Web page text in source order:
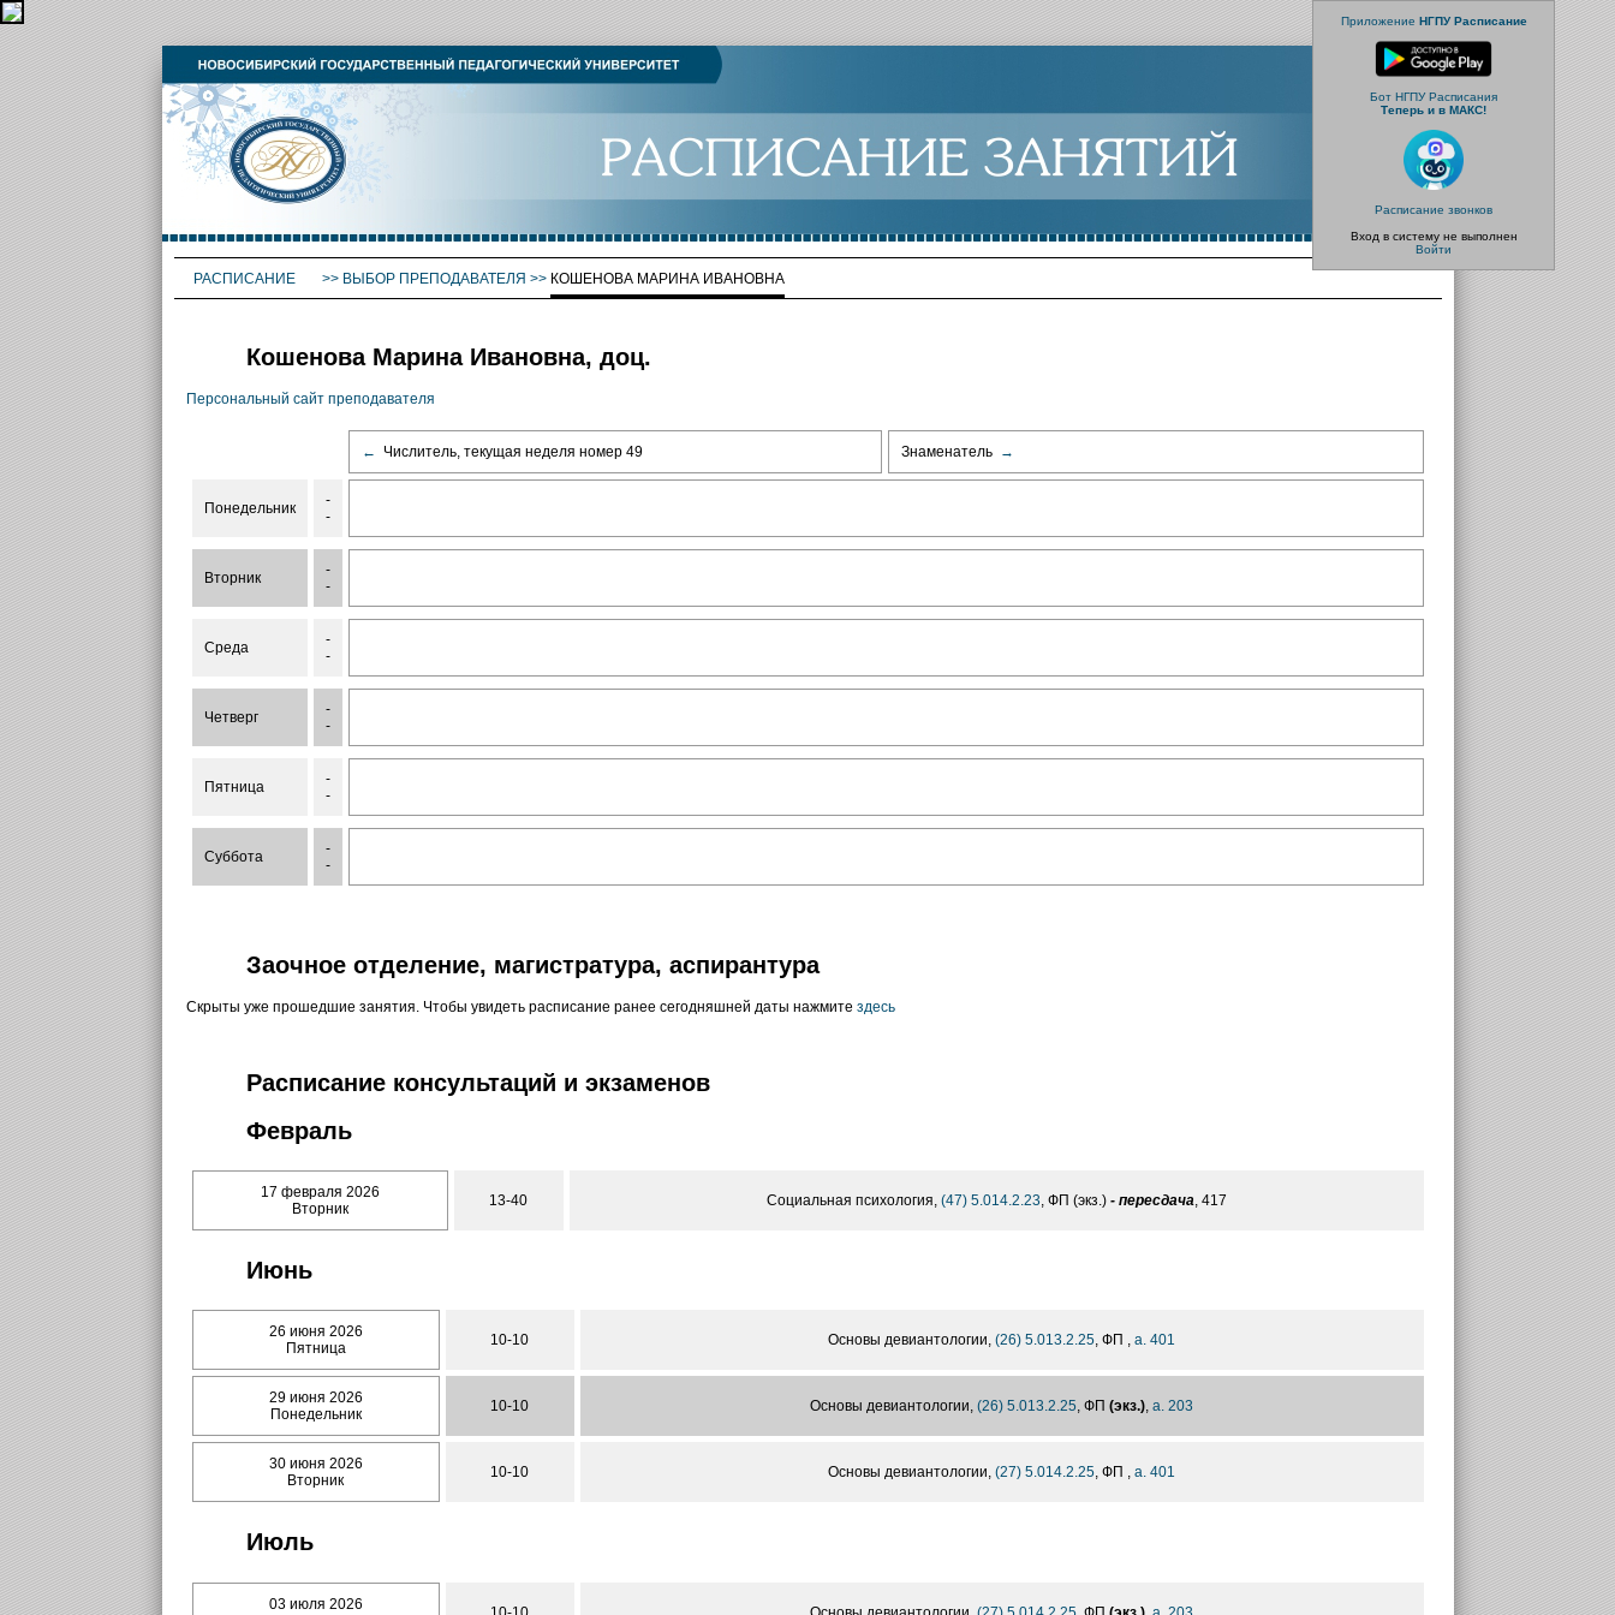
Приложение НГПУ Расписание
Бот НГПУ Расписания
Теперь и в МАКС!
Расписание звонков
Вход в систему не выполнен
Войти
РАСПИСАНИЕ >> ВЫБОР ПРЕПОДАВАТЕЛЯ >> КОШЕНОВА МАРИНА ИВАНОВНА
Кошенова Марина Ивановна, доц.
Персональный сайт преподавателя
← Числитель, текущая неделя номер 49 Знаменатель →
Понедельник
-
-
Вторник
-
-
Среда
-
-
Четверг
-
-
Пятница
-
-
Суббота
-
-
Заочное отделение, магистратура, аспирантура
Скрыты уже прошедшие занятия. Чтобы увидеть расписание ранее сегодняшней даты нажмите здесь
Расписание консультаций и экзаменов
Февраль
17 февраля 2026
Вторник
13-40 Социальная психология, (47) 5.014.2.23, ФП (экз.)- пересдача, 417
Июнь
26 июня 2026
Пятница
10-10 Основы девиантологии, (26) 5.013.2.25, ФП , а. 401
29 июня 2026
Понедельник
10-10 Основы девиантологии, (26) 5.013.2.25, ФП (экз.), а. 203
30 июня 2026
Вторник
10-10 Основы девиантологии, (27) 5.014.2.25, ФП , а. 401
Июль
03 июля 2026